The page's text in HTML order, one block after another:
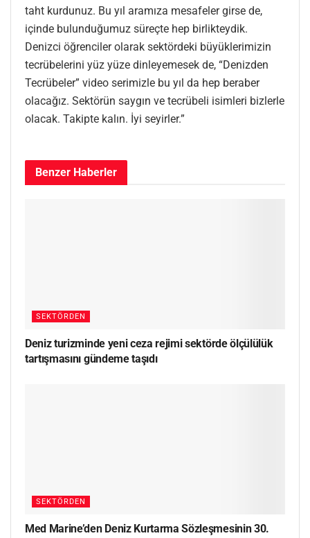
taht kurdunuz. Bu yıl aramıza mesafeler girse de,
içinde bulunduğumuz süreçte hep birlikteydik.
Denizci öğrenciler olarak sektördeki büyüklerimizin
tecrübelerini yüz yüze dinleyemesek de, “Denizden
Tecrübeler” video serimizle bu yıl da hep beraber
olacağız. Sektörün saygın ve tecrübeli isimleri bizlerle
olacak. Takipte kalın. İyi seyirler.”
Benzer Haberler
SEKTÖRDEN
Deniz turizminde yeni ceza rejimi sektörde ölçülülük
tartışmasını gündeme taşıdı
SEKTÖRDEN
Med Marine’den Deniz Kurtarma Sözleşmesinin 30.